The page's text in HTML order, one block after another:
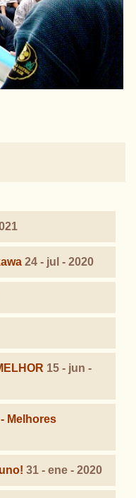
24 - jul - 2020
15 - jun -
Melhores
31 - ene - 2020